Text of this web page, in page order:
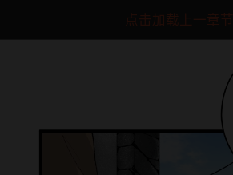
点击加载上一章节